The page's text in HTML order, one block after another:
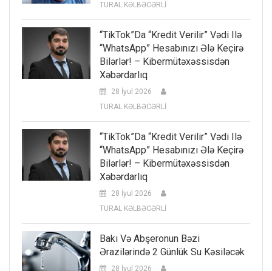
TURAL KƏLBƏCƏRLİ
“TikTok”da “kredit Verilir” Vədi Ilə
“WhatsApp” Hesabınızı Ələ Keçirə
Bilərlər! – Kibermütəxəssisdən
Xəbərdarlıq
28 İyul 2026
TURAL KƏLBƏCƏRLİ
“TikTok”da “kredit Verilir” Vədi Ilə
“WhatsApp” Hesabınızı Ələ Keçirə
Bilərlər! – Kibermütəxəssisdən
Xəbərdarlıq
28 İyul 2026
TURAL KƏLBƏCƏRLİ
Bakı Və Abşeronun Bəzi
Ərazilərində 2 Günlük Su Kəsiləcək
28 İyul 2026